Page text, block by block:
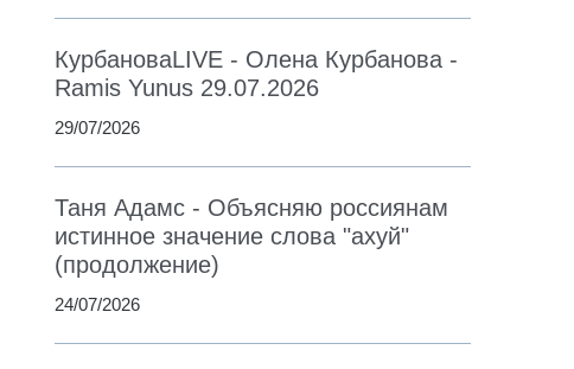
КурбановаLIVE - Олена Курбанова -
Ramis Yunus 29.07.2026
29/07/2026
Таня Адамс - Объясняю россиянам
истинное значение слова "ахуй"
(продолжение)
24/07/2026